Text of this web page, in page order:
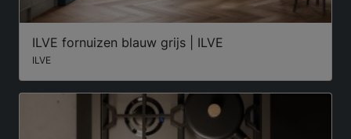
ILVE fornuizen blauw grijs | ILVE
ILVE